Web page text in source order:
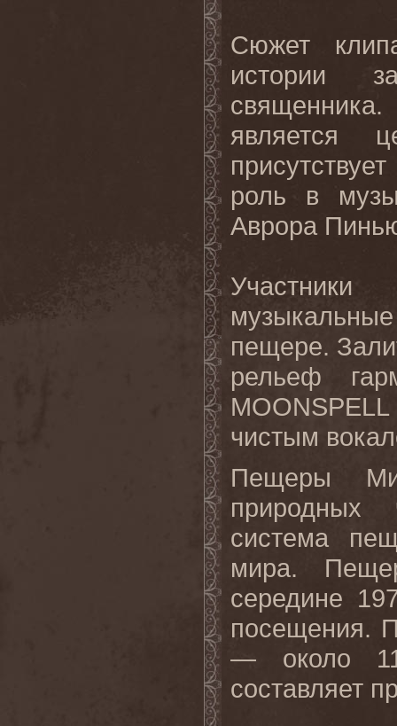
Сюжет
истории
является
роль в
Аврора
пещере.
рельеф
чистым
Пещеры
природных
система
мира.
середине
посещения.
— около
составляет